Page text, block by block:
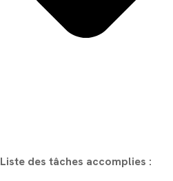
Liste des tâches accomplies :